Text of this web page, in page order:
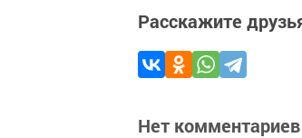
Расскажите
Нет комментариев